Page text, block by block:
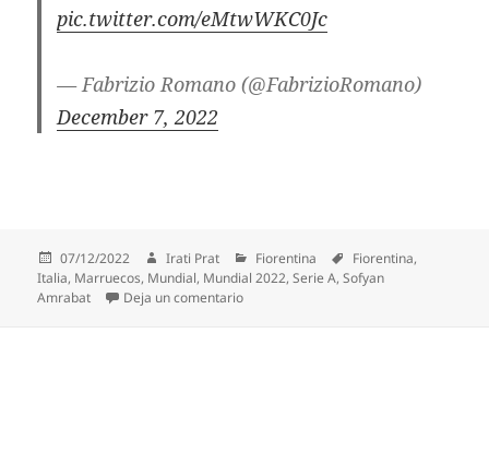
pic.twitter.com/eMtwWKC0Jc
— Fabrizio Romano (@FabrizioRomano)
December 7, 2022
Publicado
el
07/12/2022 Autor
Irati Prat Categorías
Fiorentina Etiquetas
Fiorentina,
Italia, Marruecos, Mundial, Mundial 2022,Serie A,Sofyan
Amrabat
Deja un comentarioen De la Fiorentina al estrellato en el